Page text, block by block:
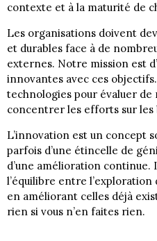
contexte et à la maturité de
Les organisations doivent
et durables face à de
externes. Notre mission est
innovantes avec ces
technologies pour évaluer de
concentrer les efforts sur les
L’innovation est un concept
parfois d’une étincelle de
d’une amélioration
l’équilibre entre
en améliorant celles déjà
rien si vous n’en faites rien.